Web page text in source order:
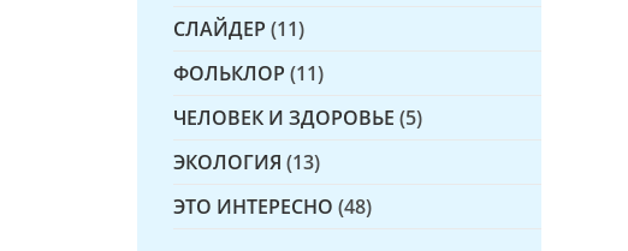
СЛАЙДЕР (11)
ФОЛЬКЛОР (11)
ЧЕЛОВЕК И ЗДОРОВЬЕ (5)
ЭКОЛОГИЯ (13)
ЭТО ИНТЕРЕСНО (48)